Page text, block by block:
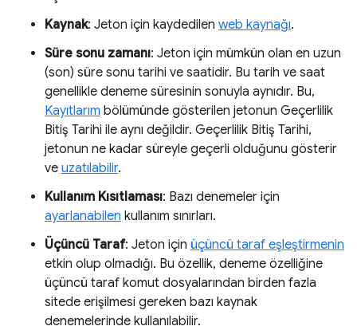
Kaynak: Jeton için kaydedilen web kaynağı.
Süre sonu zamanı: Jeton için mümkün olan en uzun
(son) süre sonu tarihi ve saatidir. Bu tarih ve saat
genellikle deneme süresinin sonuyla aynıdır. Bu,
Kayıtlarım bölümünde gösterilen jetonun Geçerlilik
Bitiş Tarihi ile aynı değildir. Geçerlilik Bitiş Tarihi,
jetonun ne kadar süreyle geçerli olduğunu gösterir
ve uzatılabilir.
Kullanım Kısıtlaması: Bazı denemeler için
ayarlanabilen kullanım sınırları.
Üçüncü Taraf: Jeton için üçüncü taraf eşleştirmenin
etkin olup olmadığı. Bu özellik, deneme özelliğine
üçüncü taraf komut dosyalarından birden fazla
sitede erişilmesi gereken bazı kaynak
denemelerinde kullanılabilir.